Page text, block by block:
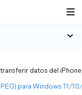
datos del iPhone
para Windows 11/